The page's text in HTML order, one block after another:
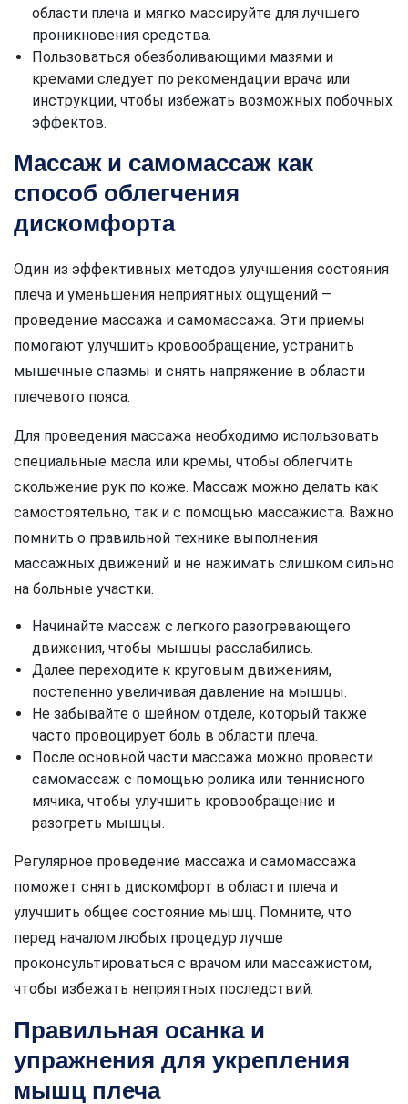
области плеча и мягко массируйте для лучшего
проникновения средства.
Пользоваться обезболивающими мазями и
кремами следует по рекомендации врача или
инструкции, чтобы избежать возможных побочных
эффектов.
Массаж и самомассаж как
способ облегчения
дискомфорта
Один из эффективных методов улучшения состояния
плеча и уменьшения неприятных ощущений —
проведение массажа и самомассажа. Эти приемы
помогают улучшить кровообращение, устранить
мышечные спазмы и снять напряжение в области
плечевого пояса.
Для проведения массажа необходимо использовать
специальные масла или кремы, чтобы облегчить
скольжение рук по коже. Массаж можно делать как
самостоятельно, так и с помощью массажиста. Важно
помнить о правильной технике выполнения
массажных движений и не нажимать слишком сильно
на больные участки.
Начинайте массаж с легкого разогревающего
движения, чтобы мышцы расслабились.
Далее переходите к круговым движениям,
постепенно увеличивая давление на мышцы.
Не забывайте о шейном отделе, который также
часто провоцирует боль в области плеча.
После основной части массажа можно провести
самомассаж с помощью ролика или теннисного
мячика, чтобы улучшить кровообращение и
разогреть мышцы.
Регулярное проведение массажа и самомассажа
поможет снять дискомфорт в области плеча и
улучшить общее состояние мышц. Помните, что
перед началом любых процедур лучше
проконсультироваться с врачом или массажистом,
чтобы избежать неприятных последствий.
Правильная осанка и
упражнения для укрепления
мышц плеча